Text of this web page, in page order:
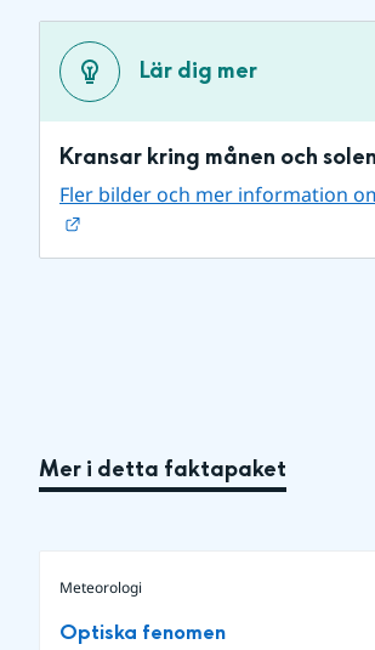
Lär dig mer
Kransar kring månen och solen
Fler bilder och mer information
Mer i detta faktapaket
Meteorologi
Optiska fenomen